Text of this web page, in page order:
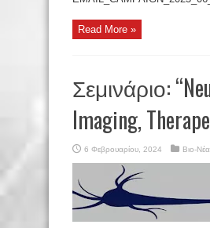
Read More »
Σεμινάριο:
Imaging,
6 Φεβρουαρίου, 2024 Βιο-Νέα